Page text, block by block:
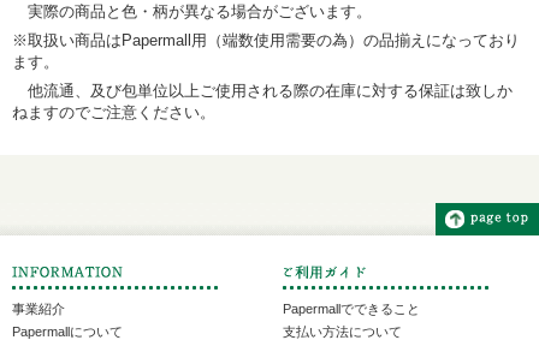
実際の商品と色・柄が異なる場合がございます。
※取扱い商品はPapermall用（端数使用需要の為）の品揃えになっており
ます。
他流通、及び包単位以上ご使用される際の在庫に対する保証は致しか
ねますのでご注意ください。
事業紹介
Papermallについて
Papermallでできること
支払い方法について